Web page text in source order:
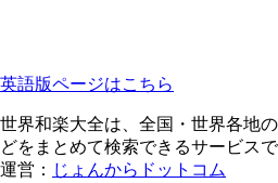
英語版ページはこちら
世界和楽大全は、全国・世界各地
どをまとめて検索できるサービスで
運営： じょんからドットコム